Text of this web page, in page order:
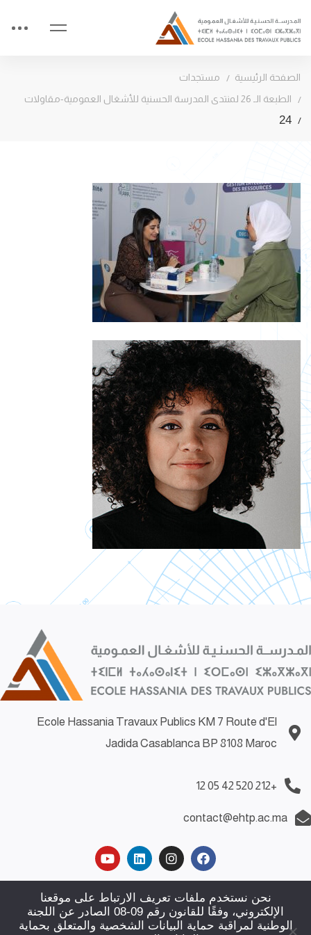
الصفحة الرئيسية
مستجدات
الطبعة الـ 26 لمنتدى المدرسة الحسنية للأشغال العمومية-مقاولات
24
Ecole Hassania Travaux Publics KM 7 Route d'El
Jadida Casablanca BP 8108 Maroc
+212 520 42 05 12
contact@ehtp.ac.ma
Demande d’emploi| Demande de stage |Politiques de
confidentialité|Plan du site| Contact
نحن نستخدم ملفات تعريف الارتباط على موقعنا
الإلكتروني، وفقًا للقانون رقم 09-08 الصادر عن اللجنة
الوطنية لمراقبة حماية البيانات الشخصية والمتعلق بحماية